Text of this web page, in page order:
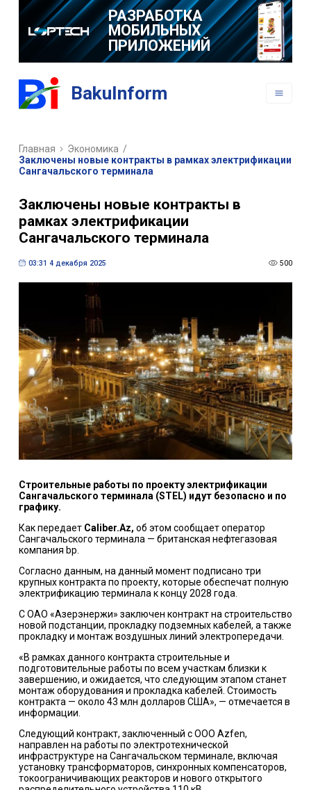
РАЗРАБОТКА
МОБИЛЬНЫХ
ПРИЛОЖЕНИЙ
BakuInform
Главная Экономика /
Заключены новые контракты в рамках электрификации
Сангачальского терминала
Заключены новые контракты в
рамках электрификации
Сангачальского терминала
03:31 4 декабря 2025 500
Строительные работы по проекту электрификации
Сангачальского терминала (STEL) идут безопасно и по
графику.
Как передает Caliber.Az, об этом сообщает оператор
Сангачальского терминала — британская нефтегазовая
компания bp.
Согласно данным, на данный момент подписано три
крупных контракта по проекту, которые обеспечат полную
электрификацию терминала к концу 2028 года.
С ОАО «Азерэнержи» заключен контракт на строительство
новой подстанции, прокладку подземных кабелей, а также
прокладку и монтаж воздушных линий электропередачи.
«В рамках данного контракта строительные и
подготовительные работы по всем участкам близки к
завершению, и ожидается, что следующим этапом станет
монтаж оборудования и прокладка кабелей. Стоимость
контракта — около 43 млн долларов США», — отмечается в
информации.
Следующий контракт, заключенный с ООО Azfen,
направлен на работы по электротехнической
инфраструктуре на Сангачальском терминале, включая
установку трансформаторов, синхронных компенсаторов,
токоограничивающих реакторов и нового открытого